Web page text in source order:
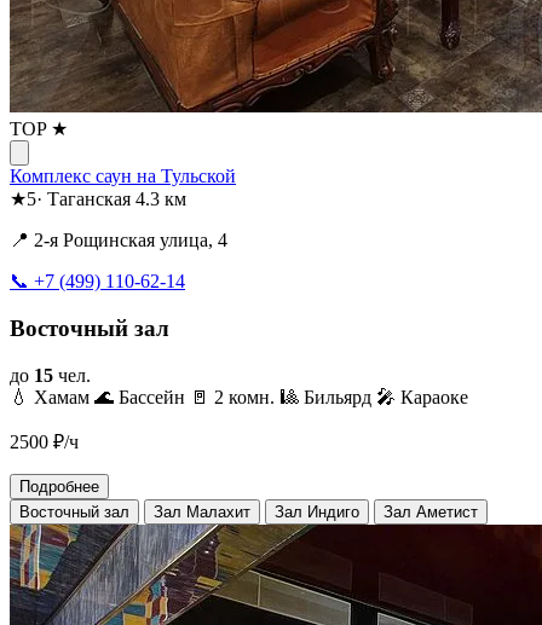
TOP ★
Комплекс саун на Тульской
★5· Таганская 4.3 км
📍 2-я Рощинская улица, 4
📞 +7 (499) 110-62-14
Восточный зал
до 15 чел.
💧 Хамам 🌊 Бассейн 🚪 2 комн. 🎱 Бильярд 🎤 Караоке
2500 ₽/ч
Подробнее
Восточный зал
Зал Малахит Зал Индиго Зал Аметист